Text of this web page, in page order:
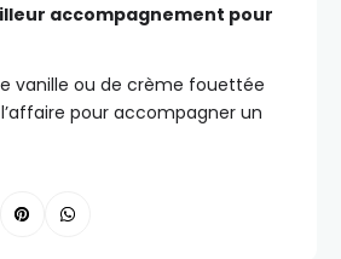
accompagnement pour
vanille ou de crème fouettée
pour accompagner un